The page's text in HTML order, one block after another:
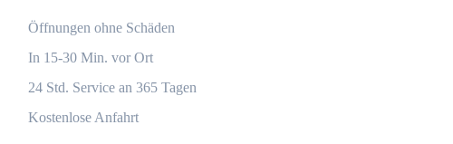
Öffnungen ohne Schäden
In 15-30 Min. vor Ort
24 Std. Service an 365 Tagen
Kostenlose Anfahrt